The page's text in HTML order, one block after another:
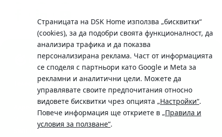
Страницата на DSK Home използва „бисквитки“
(cookies), за да подобри своята функционалност, да
анализира трафика и да показва
персонализирана реклама. Част от информацията
се споделя с партньори като Google и Meta за
рекламни и аналитични цели. Можете да
управлявате своите предпочитания относно
видовете бисквитки чрез опцията „Настройки“.
Повече информация ще откриете в „Правила и
условия за ползване“.
Телефон:
0700 10 375 / *2375
Московска No.19 / ул. Г. Бенковски No. 5, София 1036
SWIFT/BIC: